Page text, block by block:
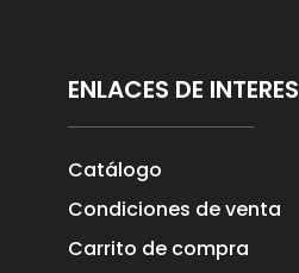
producto
ENLACES DE INTERES
Catálogo
Condiciones de venta
Carrito de compra